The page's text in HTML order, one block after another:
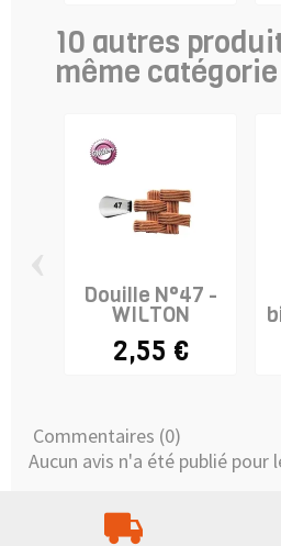
10 autres
même
Douille N°47 -
WILTON
2,55 €
Commentaires (0)
Aucun avis n'a été publié pour